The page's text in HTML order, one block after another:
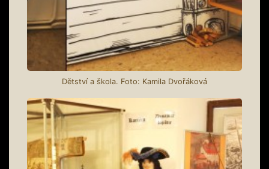
Dětství a škola. Foto: Kamila Dvořáková